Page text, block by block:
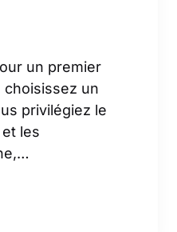
un premier
choisissez un
privilégiez le
les